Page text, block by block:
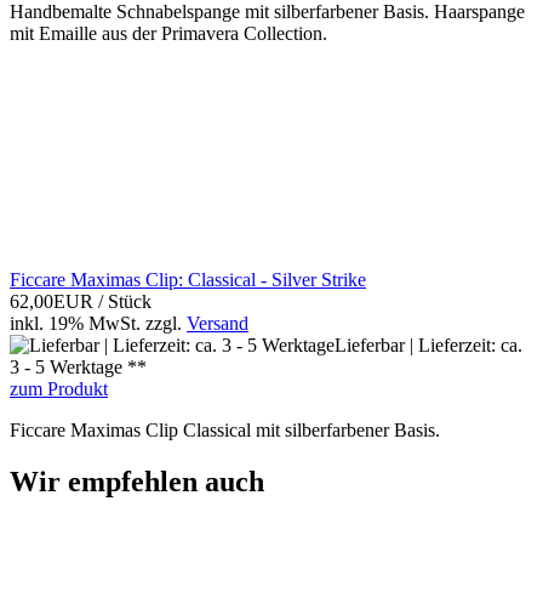
Handbemalte Schnabelspange mit silberfarbener Basis. Haarspange
mit Emaille aus der Primavera Collection.
Ficcare Maximas Clip: Classical - Silver Strike
62,00EUR / Stück
inkl. 19% MwSt. zzgl. Versand
Lieferbar | Lieferzeit: ca.
3 - 5 Werktage **
zum Produkt
Ficcare Maximas Clip Classical mit silberfarbener Basis.
Wir empfehlen auch